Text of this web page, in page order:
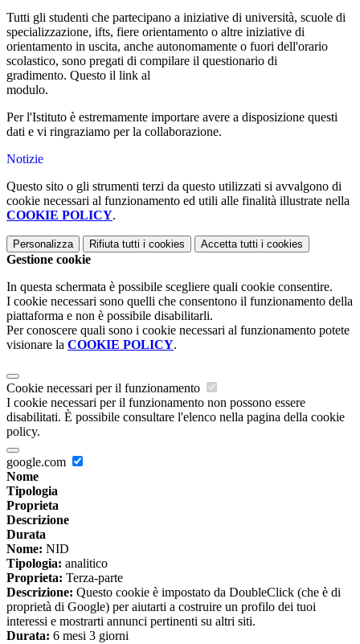
Tutti gli studenti che partecipano a iniziative di università, scuole di
specializzazione, ifts, fiere orientamento o altre iniziative di
orientamento in uscita, anche autonomamente o fuori dell'orario
scolastico, sono pregati di compilare il questionario di
gradimento. Questo il link al
modulo.
Per l'Istituto è estremamente importare avere a disposizione questi
dati e vi ringraziamo per la collaborazione.
Notizie
Questo sito o gli strumenti terzi da questo utilizzati si avvalgono di
cookie necessari al funzionamento ed utili alle finalità illustrate nella
COOKIE POLICY.
Personalizza Rifiuta tutti i cookies Accetta tutti i cookies
Gestione cookie
In questa schermata è possibile scegliere quali cookie consentire.
I cookie necessari sono quelli che consentono il funzionamento della
piattaforma e non è possibile disabilitarli.
Per conoscere quali sono i cookie necessari al funzionamento potete
visionare la COOKIE POLICY.
Cookie necessari per il funzionamento
I cookie necessari per il funzionamento non possono essere
disabilitati. È possibile consultare l'elenco nella pagina della cookie
policy.
google.com
Nome
Tipologia
Proprieta
Descrizione
Durata
Nome: NID
Tipologia: analitico
Proprieta: Terza-parte
Descrizione: Questo cookie è impostato da DoubleClick (che è di
proprietà di Google) per aiutarti a costruire un profilo dei tuoi
interessi e mostrarti annunci pertinenti su altri siti.
Durata: 6 mesi 3 giorni